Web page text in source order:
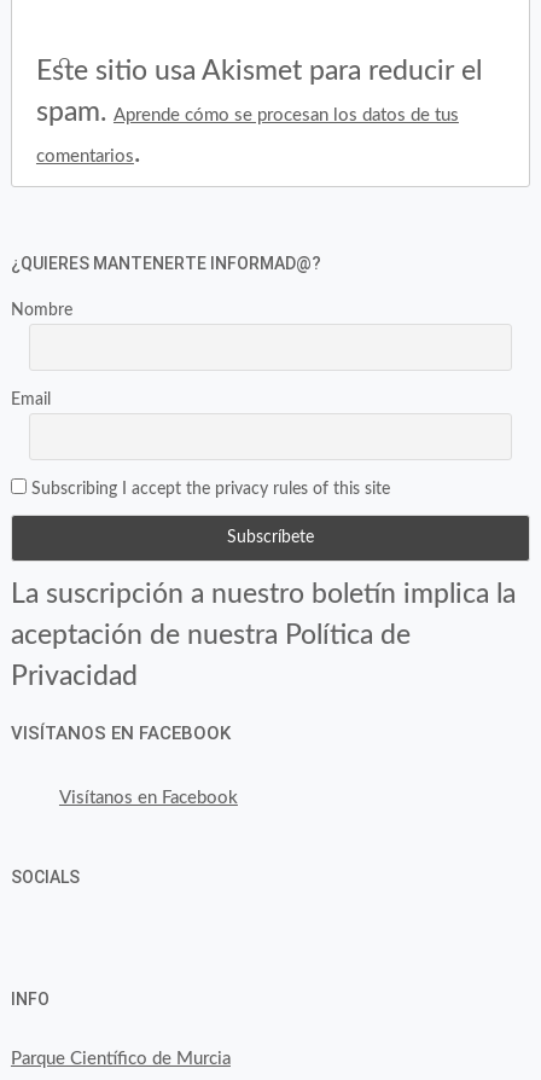
Este sitio usa Akismet para reducir el
spam. Aprende cómo se procesan los datos de tus
comentarios.
¿QUIERES MANTENERTE INFORMAD@?
Nombre
Email
Subscribing I accept the privacy rules of this site
La suscripción a nuestro boletín implica la
aceptación de nuestra Política de
Privacidad
VISÍTANOS EN FACEBOOK
Visítanos en Facebook
SOCIALS
byfoodtopia
byfoodtopia
byfoodtopia
INFO
Parque Científico de Murcia